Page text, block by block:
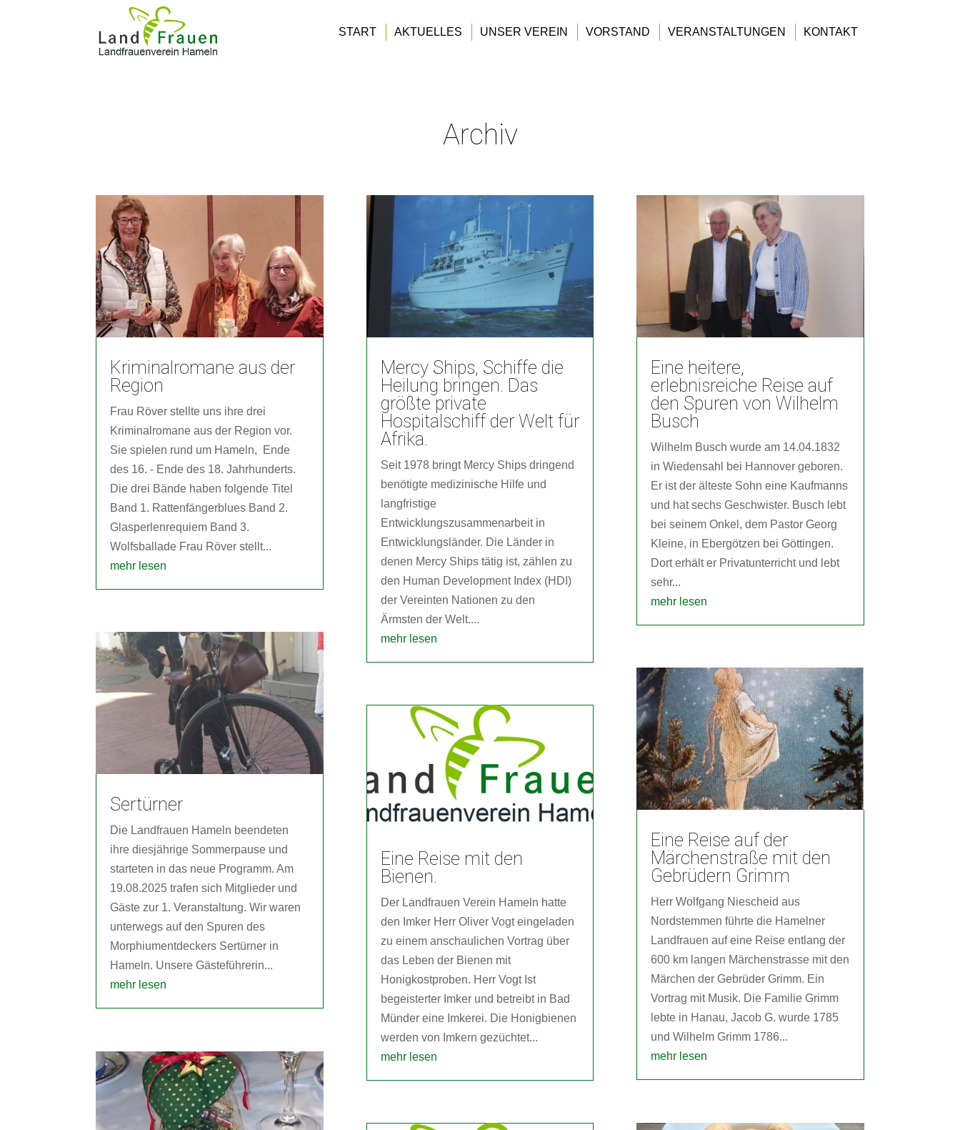
START AKTUELLES UNSER VEREIN VORSTAND VERANSTALTUNGEN KONTAKT
Archiv
Kriminalromane aus der
Region
Frau Röver stellte uns ihre drei
Kriminalromane aus der Region vor.
Sie spielen rund um Hameln, Ende
des 16. - Ende des 18. Jahrhunderts.
Die drei Bände haben folgende Titel
Band 1. Rattenfängerblues Band 2.
Glasperlenrequiem Band 3.
Wolfsballade Frau Röver stellt...
mehr lesen
Sertürner
Die Landfrauen Hameln beendeten
ihre diesjährige Sommerpause und
starteten in das neue Programm. Am
19.08.2025 trafen sich Mitglieder und
Gäste zur 1. Veranstaltung. Wir waren
unterwegs auf den Spuren des
Morphiumentdeckers Sertürner in
Hameln. Unsere Gästeführerin...
mehr lesen
Mercy Ships, Schiffe die
Heilung bringen. Das
größte private
Hospitalschiff der Welt für
Afrika.
Seit 1978 bringt Mercy Ships dringend
benötigte medizinische Hilfe und
langfristige
Entwicklungszusammenarbeit in
Entwicklungsländer. Die Länder in
denen Mercy Ships tätig ist, zählen zu
den Human Development Index (HDI)
der Vereinten Nationen zu den
Ärmsten der Welt....
mehr lesen
Eine Reise mit den
Bienen.
Der Landfrauen Verein Hameln hatte
den Imker Herr Oliver Vogt eingeladen
zu einem anschaulichen Vortrag über
das Leben der Bienen mit
Honigkostproben. Herr Vogt Ist
begeisterter Imker und betreibt in Bad
Münder eine Imkerei. Die Honigbienen
werden von Imkern gezüchtet...
mehr lesen
Eine heitere,
erlebnisreiche Reise auf
den Spuren von Wilhelm
Busch
Wilhelm Busch wurde am 14.04.1832
in Wiedensahl bei Hannover geboren.
Er ist der älteste Sohn eine Kaufmanns
und hat sechs Geschwister. Busch lebt
bei seinem Onkel, dem Pastor Georg
Kleine, in Ebergötzen bei Göttingen.
Dort erhält er Privatunterricht und lebt
sehr...
mehr lesen
Eine Reise auf der
Märchenstraße mit den
Gebrüdern Grimm
Herr Wolfgang Niescheid aus
Nordstemmen führte die Hamelner
Landfrauen auf eine Reise entlang der
600 km langen Märchenstrasse mit den
Märchen der Gebrüder Grimm. Ein
Vortrag mit Musik. Die Familie Grimm
lebte in Hanau, Jacob G. wurde 1785
und Wilhelm Grimm 1786...
mehr lesen